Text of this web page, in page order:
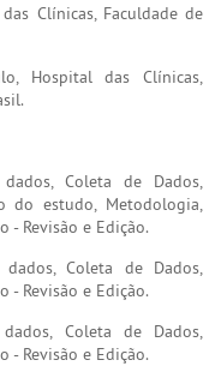
Clínicas, Faculdade de
Hospital das Clínicas,
Coleta de Dados,
do estudo, Metodologia,
- Revisão e Edição.
Coleta de Dados,
- Revisão e Edição.
Coleta de Dados,
- Revisão e Edição.